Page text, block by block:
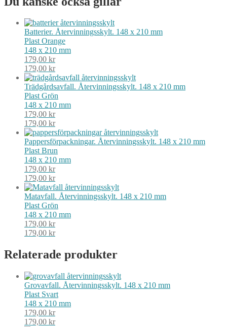
mm
Batterier. Återvinningsskylt. 148 x 210 mm
Plast Orange
148 x 210 mm
179,00 kr
179,00 kr
Trädgårdsavfall. Återvinningsskylt. 148 x 210 mm
Plast Grön
148 x 210 mm
179,00 kr
179,00 kr
Pappersförpackningar. Återvinningsskylt. 148 x 210 mm
Plast Brun
148 x 210 mm
179,00 kr
179,00 kr
Matavfall. Återvinningsskylt. 148 x 210 mm
Plast Grön
148 x 210 mm
179,00 kr
179,00 kr
Relaterade produkter
Grovavfall. Återvinningsskylt. 148 x 210 mm
Plast Svart
148 x 210 mm
179,00 kr
179,00 kr